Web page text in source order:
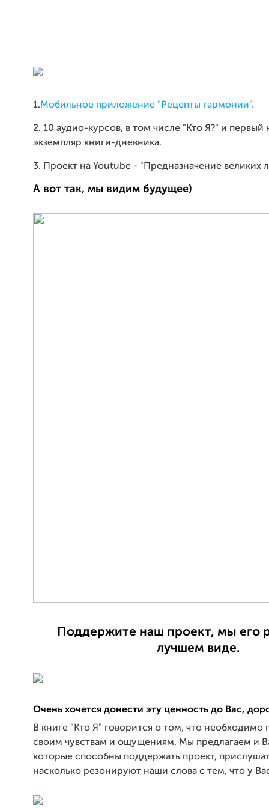
1.Мобильное приложение "Рецепты гармонии".
2. 10 аудио-курсов, в том числе "Кто Я?" и первый
экземпляр книги-дневника.
3. Проект на Youtube - "Предназначение великих
А вот так, мы видим будущее)
Поддержите наш проект, мы его
лучшем виде.
Очень хочется донести эту ценность до Вас,
В книге "Кто Я" говорится о том, что необходимо
своим чувствам и ощущениям. Мы предлагаем и
которые способны поддержать проект,
насколько резонируют наши слова с тем, что у